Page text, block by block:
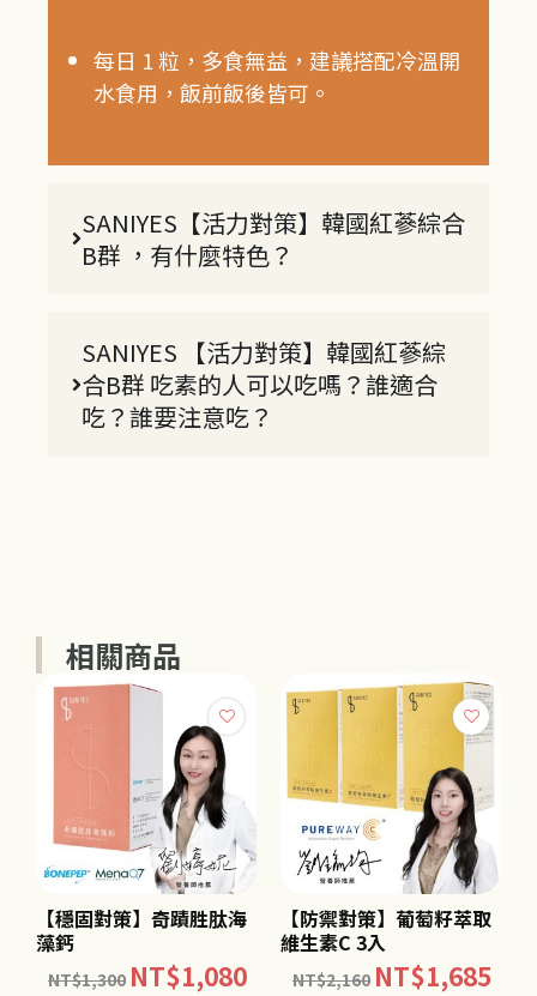
每日 1 粒，多食無益，建議搭配冷溫開
水食用，飯前飯後皆可。
SANIYES【活力對策】韓國紅蔘綜合
B群 ，有什麼特色？
SANIYES 【活力對策】韓國紅蔘綜
合B群 吃素的人可以吃嗎？誰適合
吃？誰要注意吃？
相關商品
【穩固對策】奇蹟胜肽海
藻鈣
NT$1,300 NT$1,080
【防禦對策】葡萄籽萃取
維生素C 3入
NT$2,160 NT$1,685